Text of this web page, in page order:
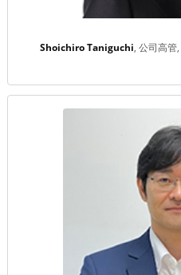
Shoichiro Taniguchi 公司高管